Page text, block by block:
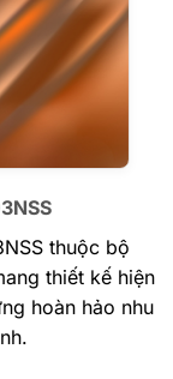
thuộc bộ
thiết kế hiện
hoàn hảo nhu